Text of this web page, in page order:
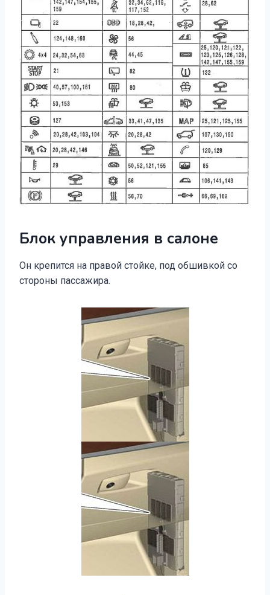
Блок управления в салоне
Он крепится на правой стойке, под обшивкой со
стороны пассажира.